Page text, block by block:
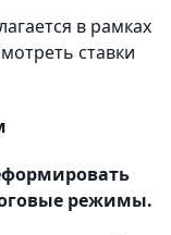
в рамках
ставки
режимы.